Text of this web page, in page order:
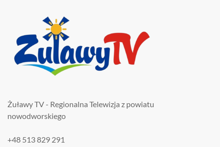
Żuławy TV - Regionalna Telewizja z powiatu
nowodworskiego
+48 513 829 291